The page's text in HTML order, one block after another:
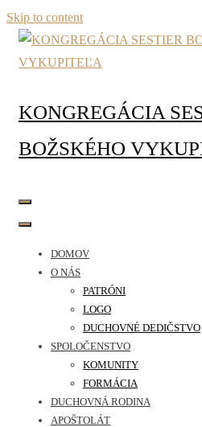
Skip to content
KONGREGÁCIA
BOŽSKÉHO
DOMOV
O NÁS
PATRÓNI
LOGO
DUCHOVNÉ DEDIČSTVO
SPOLOČENSTVO
KOMUNITY
FORMÁCIA
DUCHOVNÁ RODINA
APOŠTOLÁT